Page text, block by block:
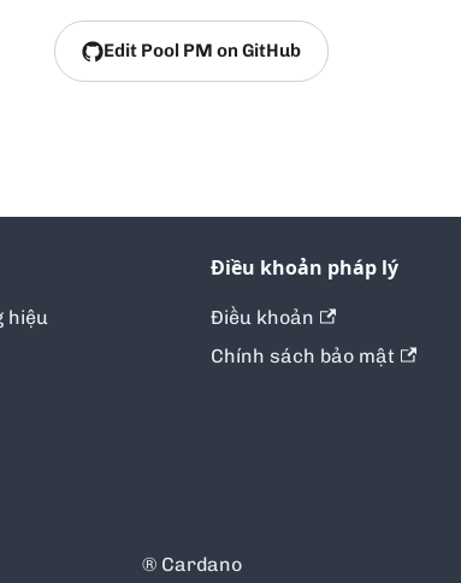
Edit Pool PM on GitHub
hiệu
Điều khoản pháp lý
Điều khoản
Chính sách bảo mật
® Cardano